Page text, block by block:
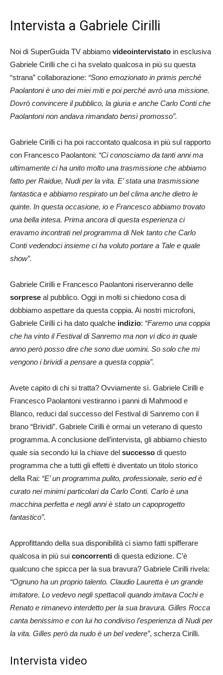
Intervista a Gabriele Cirilli
Noi di SuperGuida TV abbiamo videointervistato in esclusiva
Gabriele Cirilli che ci ha svelato qualcosa in più su questa
“strana” collaborazione: “Sono emozionato in primis perché
Paolantoni è uno dei miei miti e poi perché avrò una missione.
Dovrò convincere il pubblico, la giuria e anche Carlo Conti che
Paolantoni non andava rimandato bensì promosso”.
Gabriele Cirilli ci ha poi raccontato qualcosa in più sul rapporto
con Francesco Paolantoni: “Ci conosciamo da tanti anni ma
ultimamente ci ha unito molto una trasmissione che abbiamo
fatto per Raidue, Nudi per la vita. E’ stata una trasmissione
fantastica e abbiamo respirato un bel clima anche dietro le
quinte. In questa occasione, io e Francesco abbiamo trovato
una bella intesa. Prima ancora di questa esperienza ci
eravamo incontrati nel programma di Nek tanto che Carlo
Conti vedendoci insieme ci ha voluto portare a Tale e quale
show”.
Gabriele Cirilli e Francesco Paolantoni riserveranno delle
sorprese al pubblico. Oggi in molti si chiedono cosa di
dobbiamo aspettare da questa coppia. Ai nostri microfoni,
Gabriele Cirilli ci ha dato qualche indizio: “Faremo una coppia
che ha vinto il Festival di Sanremo ma non vi dico in quale
anno però posso dire che sono due uomini. So solo che mi
vengono i brividi a pensare a questa coppia”.
Avete capito di chi si tratta? Ovviamente sì. Gabriele Cirilli e
Francesco Paolantoni vestiranno i panni di Mahmood e
Blanco, reduci dal successo del Festival di Sanremo con il
brano “Brividi”. Gabriele Cirilli è ormai un veterano di questo
programma. A conclusione dell’intervista, gli abbiamo chiesto
quale sia secondo lui la chiave del successo di questo
programma che a tutti gli effetti è diventato un titolo storico
della Rai: “E’ un programma pulito, professionale, serio ed è
curato nei minimi particolari da Carlo Conti. Carlo è una
macchina perfetta e negli anni è stato un capoprogetto
fantastico”.
Approfittando della sua disponibilità ci siamo fatti spifferare
qualcosa in più sui concorrenti di questa edizione. C’è
qualcuno che spicca per la sua bravura? Gabriele Cirilli rivela:
“Ognuno ha un proprio talento. Claudio Lauretta è un grande
imitatore. Lo vedevo negli spettacoli quando imitava Cochi e
Renato e rimanevo interdetto per la sua bravura. Gilles Rocca
canta benissimo e con lui ho condiviso l’esperienza di Nudi per
la vita. Gilles però da nudo è un bel vedere”, scherza Cirilli.
Intervista video